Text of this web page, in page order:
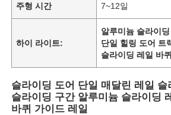
주형 시간 7~12일
하이 라이트:
알루미늄 슬라이
단일 힐링 도어 트
슬라이딩 레일 바
슬라이딩 도어 단일 매달린 레일 슬
슬라이딩 구간 알루미늄 슬라이딩
바퀴 가이드 레일